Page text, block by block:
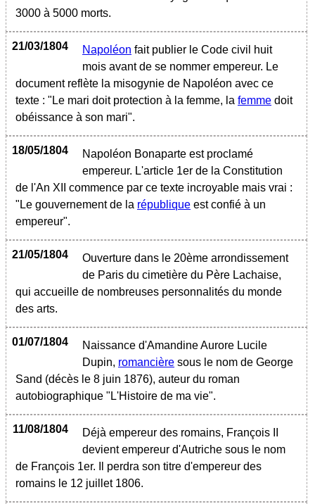
3000 à 5000 morts.
21/03/1804 Napoléon fait publier le Code civil huit
mois avant de se nommer empereur. Le
document reflète la misogynie de Napoléon avec ce
texte : "Le mari doit protection à la femme, la femme doit
obéissance à son mari".
18/05/1804
Napoléon Bonaparte est proclamé
empereur. L'article 1er de la Constitution
de l'An XII commence par ce texte incroyable mais vrai :
"Le gouvernement de la république est confié à un
empereur".
21/05/1804
Ouverture dans le 20ème arrondissement
de Paris du cimetière du Père Lachaise,
qui accueille de nombreuses personnalités du monde
des arts.
01/07/1804
Naissance d'Amandine Aurore Lucile
Dupin, romancière sous le nom de George
Sand (décès le 8 juin 1876), auteur du roman
autobiographique "L'Histoire de ma vie".
11/08/1804
Déjà empereur des romains, François II
devient empereur d'Autriche sous le nom
de François 1er. Il perdra son titre d'empereur des
romains le 12 juillet 1806.